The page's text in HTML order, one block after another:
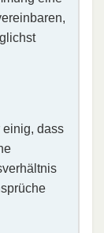
einig, dass